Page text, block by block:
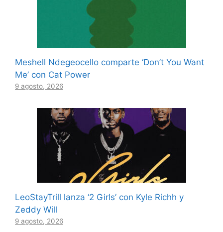
Meshell Ndegeocello comparte ‘Don’t You Want
Me’ con Cat Power
9 agosto, 2026
LeoStayTrill lanza ‘2 Girls’ con Kyle Richh y
Zeddy Will
9 agosto, 2026